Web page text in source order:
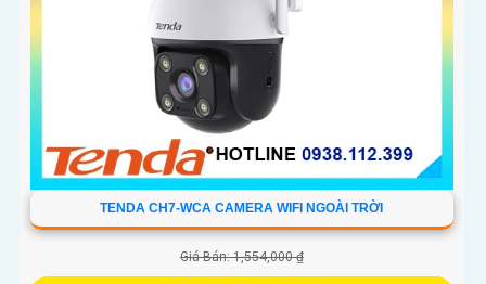
TENDA CH7-WCA CAMERA WIFI NGOÀI TRỜI
Giá Bán: 1,554,000 ₫